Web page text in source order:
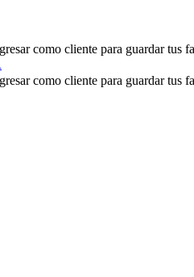
como cliente para guardar tus
como cliente para guardar tus